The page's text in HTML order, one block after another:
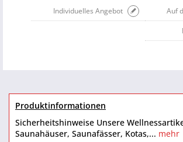
Auf
Individuelles Angebot
Produktinformationen
Sicherheitshinweise Unsere
Saunahäuser, Saunafässer, Kotas,... mehr